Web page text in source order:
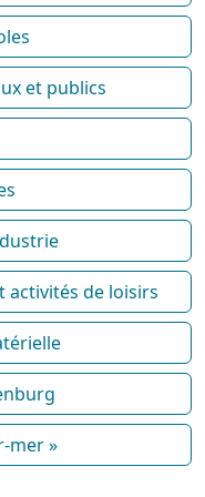
et publics
activités de loisirs
mer »